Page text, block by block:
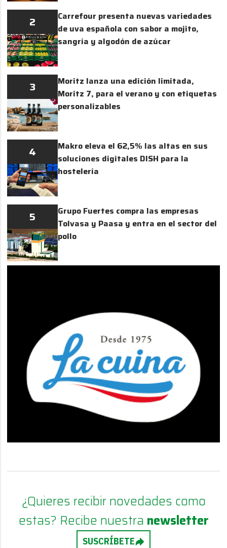
2
Carrefour presenta nuevas variedades
de uva española con sabor a mojito,
sangría y algodón de azúcar
3
Moritz lanza una edición limitada,
Moritz 7, para el verano y con etiquetas
personalizables
4
Makro eleva el 62,5% las altas en sus
soluciones digitales DISH para la
hostelería
5
Grupo Fuertes compra las empresas
Tolvasa y Paasa y entra en el sector del
pollo
¿Quieres recibir novedades como
estas? Recibe nuestra newsletter
SUSCRÍBETE